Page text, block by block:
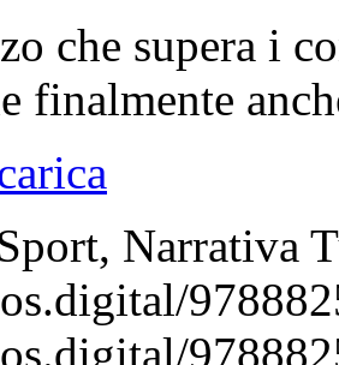
che supera i
finalmente
Narrativa